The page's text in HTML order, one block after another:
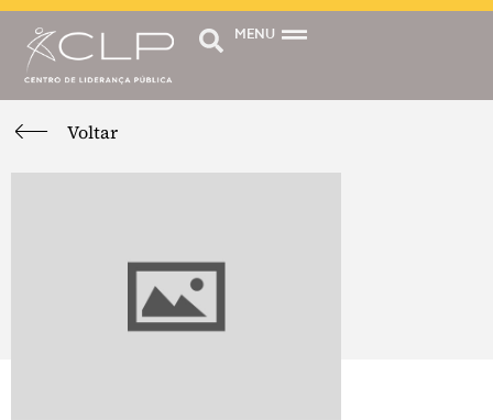
MENU
Voltar